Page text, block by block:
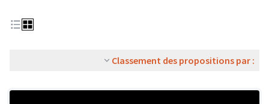
Classement des propositions par :